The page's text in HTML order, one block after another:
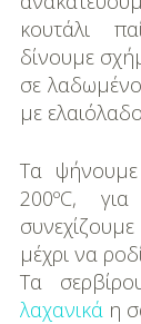
κουτάλι
δίνουμε
σε λαδωμένο
με
Τα
200ºC,
μέχρι να
Τα
λαχανικά η